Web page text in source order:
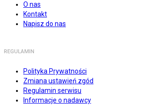
O nas
Kontakt
Napisz do nas
REGULAMIN
Polityka Prywatności
Zmiana ustawień zgód
Regulamin serwisu
Informacje o nadawcy